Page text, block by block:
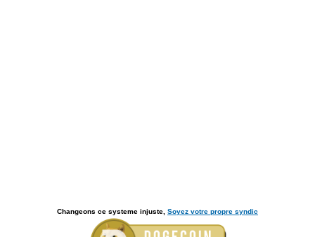
Changeons ce systeme injuste, Soyez votre propre syndic